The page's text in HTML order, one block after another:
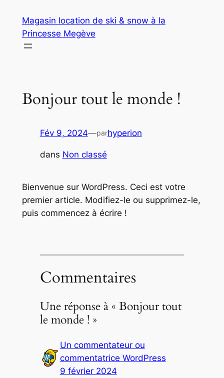
contenu
Magasin location de ski & snow à la
Princesse Megève
Bonjour tout le monde !
Fév 9, 2024—parhyperion
dans Non classé
Bienvenue sur WordPress. Ceci est votre
premier article. Modifiez-le ou supprimez-le,
puis commencez à écrire !
Commentaires
Une réponse à « Bonjour tout
le monde ! »
Un commentateur ou
commentatrice WordPress
9 février 2024